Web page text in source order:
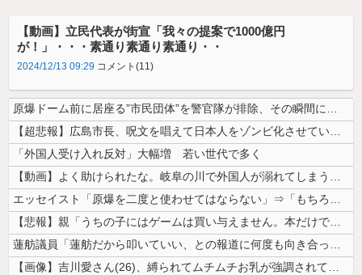
【動画】立民代表が街宣「我々の提案で1000億円
が！」・・・素通り素通り素通り・・
2024/12/13 09:29 コメント(11)
原爆ドーム前に居座る”市民団体”を警官隊が排除、その瞬間に周囲で見守っ...
【超悲報】広島市長、呪文を唱えて日本人をゾンビ化させていると非難されて...
「外国人受け入れ反対」大幅増 若い世代で多く
【動画】よく助けられたな。岐阜の川で外国人が溺れてしまう事故。
エッセイスト「原爆を二度と使わせてはならない」⇒「もちろん中国の核も非...
【悲報】親「うちの子にはゲームは買い与えません。本だけで十分」→結果ｗ...
蓮舫議員「蓮舫だから叩いていい、との報道に何度も向き合ってきました。悔...
【画像】吉川愛さん(26)、縛られてムチムチお乳が強調されてしまう